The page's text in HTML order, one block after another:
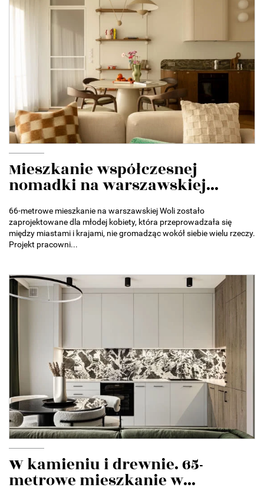
Mieszkanie współczesnej
nomadki na warszawskiej...
66-metrowe mieszkanie na warszawskiej Woli zostało
zaprojektowane dla młodej kobiety, która przeprowadzała się
między miastami i krajami, nie gromadząc wokół siebie wielu rzeczy.
Projekt pracowni...
W kamieniu i drewnie. 65-
metrowe mieszkanie w...